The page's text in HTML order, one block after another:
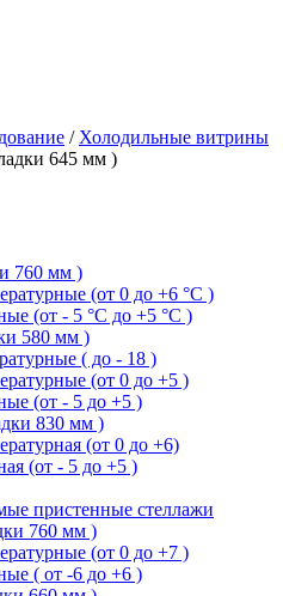
/ Холодильные витрины
645 мм )
760 мм )
(от 0 до +6 °C )
(от - 5 °C до +5 °C )
580 мм )
( до - 18 )
(от 0 до +5 )
(от - 5 до +5 )
830 мм )
(от 0 до +6)
(от - 5 до +5 )
пристенные стеллажи
760 мм )
(от 0 до +7 )
( от -6 до +6 )